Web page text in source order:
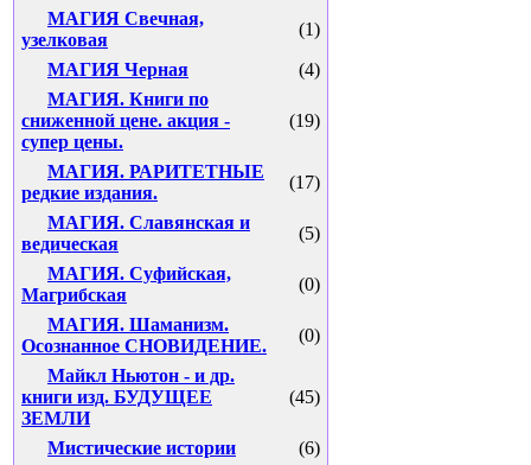
МАГИЯ Свечная,
узелковая
(1)
МАГИЯ Черная
(4)
МАГИЯ. Книги по
сниженной цене. акция -
супер цены.
(19)
МАГИЯ. РАРИТЕТНЫЕ
редкие издания.
(17)
МАГИЯ. Славянская и
ведическая
(5)
МАГИЯ. Суфийская,
Магрибская
(0)
МАГИЯ. Шаманизм.
Осознанное СНОВИДЕНИЕ.
(0)
Майкл Ньютон - и др.
книги изд. БУДУЩЕЕ
ЗЕМЛИ
(45)
Мистические истории
(6)